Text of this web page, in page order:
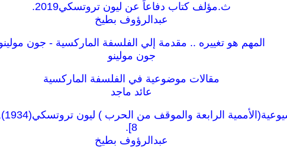
ث.مؤلف كتاب دفاعاً عن ليون تروتسكي2019.
عبدالرؤوف بطيخ
المهم هو تغييره .. مقدمة إلي الفلسفة الماركسية - جون
جون مولينو
مقالات موضوعية في الفلسفة الماركسية
عائد ماجد
8].
عبدالرؤوف بطيخ